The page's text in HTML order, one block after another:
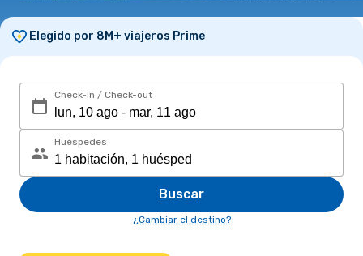
Elegido por 8M+ viajeros Prime
Check-in / Check-out
Huéspedes
Buscar
¿Cambiar el destino?